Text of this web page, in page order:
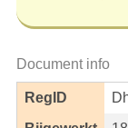
Document info
RegID